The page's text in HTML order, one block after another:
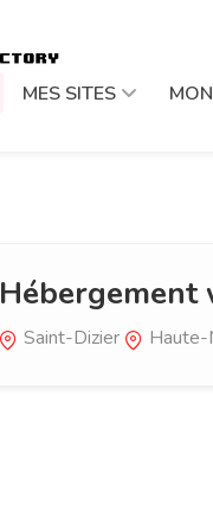
MES SITES
Hébergement
Saint-Dizier Haute-